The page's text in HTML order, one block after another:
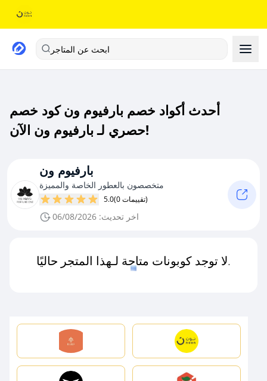
ابحث عن المتاجر
أحدث أكواد خصم بارفيوم ون كود خصم
حصري لـ بارفيوم ون الآن!
بارفيوم ون
متخصصون بالعطور الخاصة والمميزة
5.0 (0 تقييمات)
اخر تحديث: 06/08/2026
لا توجد كوبونات متاحة لـهذا المتجر حاليًا.